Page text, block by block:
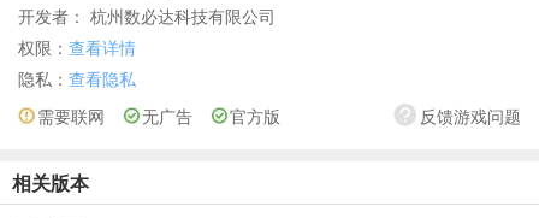
开发者： 杭州数必达科技有限公司
权限： 查看详情
隐私： 查看隐私
反馈游戏问题
需要联网 无广告 官方版
相关版本